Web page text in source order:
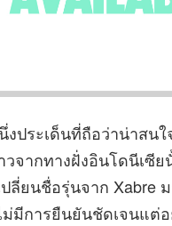
ประเด็นที่ถือว่าน่าสนใ
จากทางฝั่งอินโดนีเซีย
ลี่ยนชื่อรุ่นจาก Xabre
ม่มีการยืนยันชัดเจนแต่